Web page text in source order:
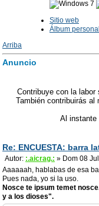
Sitio web
Álbum personal
Arriba
Anuncio
Contribuye con la
También contribuirás al
Al instante
Re: ENCUESTA: barra
Autor: :.aicrag.: » Dom 08
Aaaaaah, hablabas de esa
Pues nada, yo si la uso.
Nosce te ipsum temet
y a los dioses".